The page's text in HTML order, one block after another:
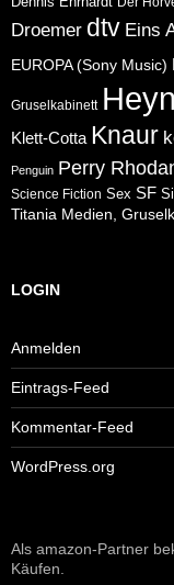
Droemer dtv Eins
EUROPA (Sony Music)
Gruselkabinett
Klett-Cotta Knaur
Penguin Perry
Science Fiction Sex SF
Titania Medien,
LOGIN
Anmelden
Eintrags-Feed
Kommentar-Feed
WordPress.org
Als amazon-Partner
Käufen.